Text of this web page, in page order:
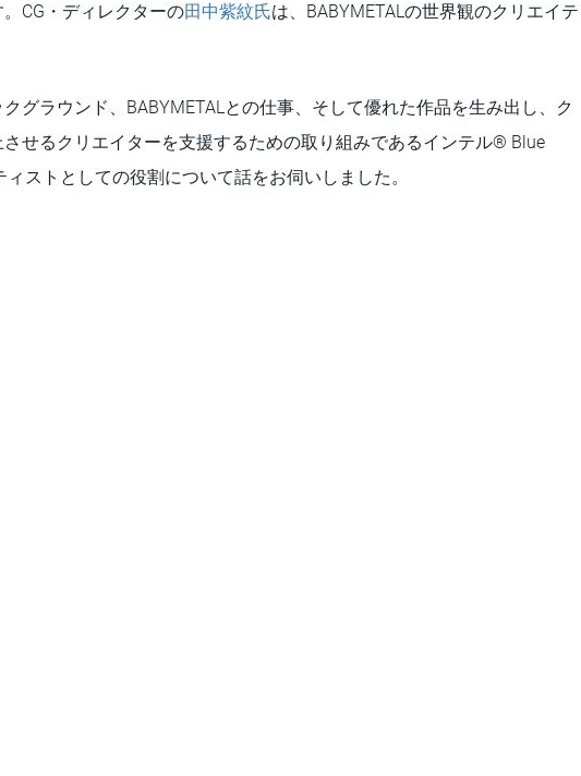
CG・ディレクターの田中紫紋氏は、BABYMETALの世界観のクリエイテ
グラウンド、BABYMETALとの仕事、そして優れた作品を生み出し、ク
せるクリエイターを支援するための取り組みであるインテル® Blue
ストとしての役割について話をお伺いしました。